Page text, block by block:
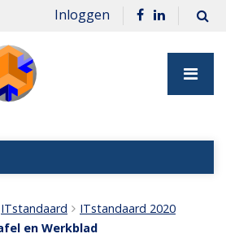
Inloggen
ITstandaard
ITstandaard 2020
en Werkblad